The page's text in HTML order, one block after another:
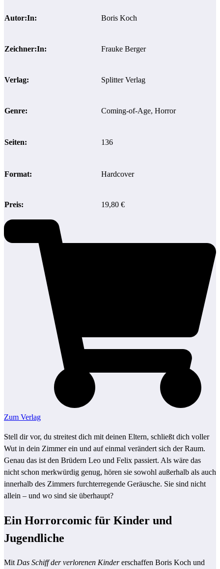
Autor:In: Boris Koch
Zeichner:In: Frauke Berger
Verlag: Splitter Verlag
Genre: Coming-of-Age, Horror
Seiten: 136
Format: Hardcover
Preis: 19,80 €
Zum Verlag
Stell dir vor, du streitest dich mit deinen Eltern, schließt dich voller
Wut in dein Zimmer ein und auf einmal verändert sich der Raum.
Genau das ist den Brüdern Leo und Felix passiert. Als wäre das
nicht schon merkwürdig genug, hören sie sowohl außerhalb als auch
innerhalb des Zimmers furchterregende Geräusche. Sie sind nicht
allein – und wo sind sie überhaupt?
Ein Horrorcomic für Kinder und
Jugendliche
Mit Das Schiff der verlorenen Kindererschaffen Boris Koch und